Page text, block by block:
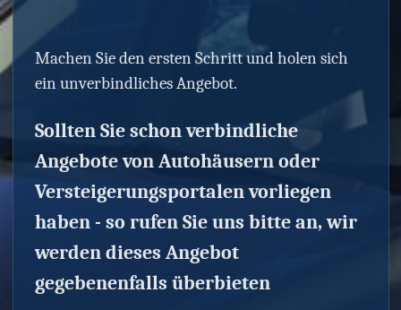
Machen Sie den ersten Schritt und holen sich
ein unverbindliches Angebot.
Sollten Sie schon verbindliche
Angebote von Autohäusern oder
Versteigerungsportalen vorliegen
haben - so rufen Sie uns bitte an, wir
werden dieses Angebot
gegebenenfalls überbieten